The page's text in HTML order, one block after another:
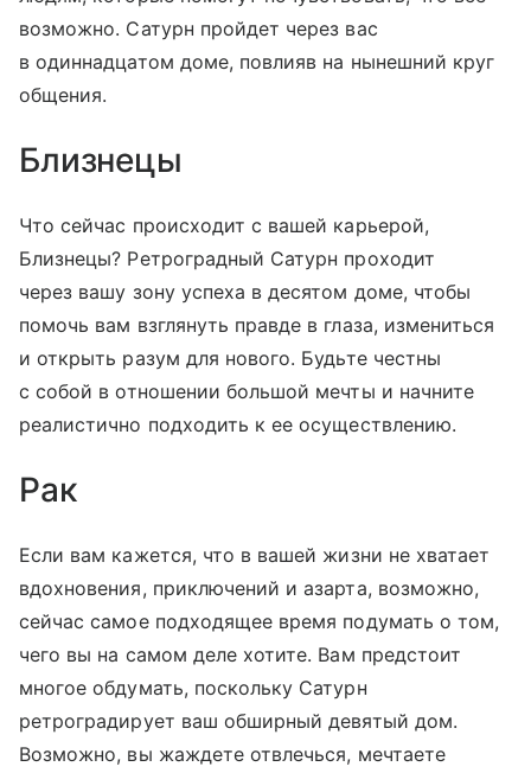
возможно. Сатурн пройдет через вас
в одиннадцатом доме, повлияв на нынешний круг
общения.
Близнецы
Что сейчас происходит с вашей карьерой,
Близнецы? Ретроградный Сатурн проходит
через вашу зону успеха в десятом доме, чтобы
помочь вам взглянуть правде в глаза, измениться
и открыть разум для нового. Будьте честны
с собой в отношении большой мечты и начните
реалистично подходить к ее осуществлению.
Рак
Если вам кажется, что в вашей жизни не хватает
вдохновения, приключений и азарта, возможно,
сейчас самое подходящее время подумать о том,
чего вы на самом деле хотите. Вам предстоит
многое обдумать, поскольку Сатурн
ретроградирует ваш обширный девятый дом.
Возможно, вы жаждете отвлечься, мечтаете